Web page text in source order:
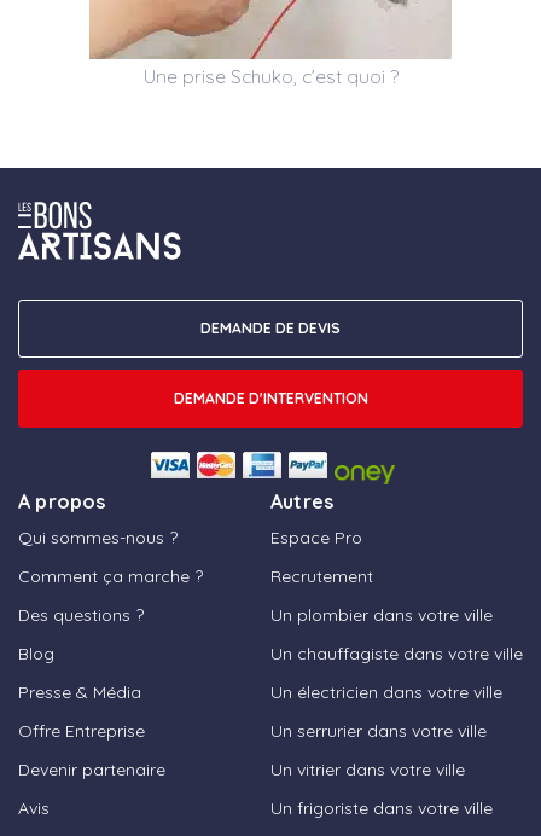
Une prise Schuko, c’est quoi ?
A propos
Qui sommes-nous ?
Comment ça marche ?
Des questions ?
Blog
Presse & Média
Offre Entreprise
Devenir partenaire
Avis
Autres
Espace Pro
Recrutement
Un plombier dans votre ville
Un chauffagiste dans votre ville
Un électricien dans votre ville
Un serrurier dans votre ville
Un vitrier dans votre ville
Un frigoriste dans votre ville
DEMANDE DE DEVIS
DEMANDE D'INTERVENTION